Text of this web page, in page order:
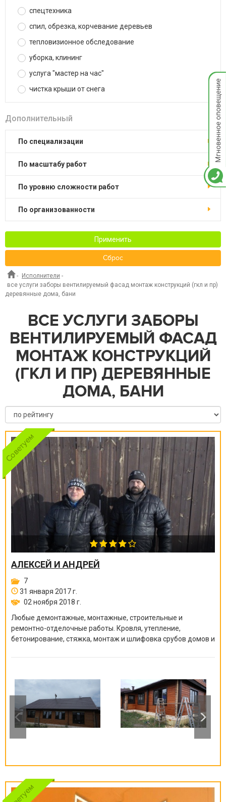
спецтехника
спил, обрезка, корчевание деревьев
тепловизионное обследование
уборка, клининг
услуга "мастер на час"
чистка крыши от снега
Дополнительный
по специализации
по масштабу работ
по уровню сложности работ
по организованности
Применить
Сброс
- Исполнители -
все услуги заборы вентилируемый фасад монтаж конструкций (гкл и пр)
деревянные дома, бани
ВСЕ УСЛУГИ ЗАБОРЫ
ВЕНТИЛИРУЕМЫЙ ФАСАД
МОНТАЖ КОНСТРУКЦИЙ
(ГКЛ И ПР) ДЕРЕВЯННЫЕ
ДОМА, БАНИ
АЛЕКСЕЙ И АНДРЕЙ
7
31 января 2017 г.
02 ноября 2018 г.
Любые демонтажные, монтажные, строительные и
ремонтно-отделочные работы. Кровля, утепление,
бетонирование, стяжка, монтаж и шлифовка срубов домов и
другое.